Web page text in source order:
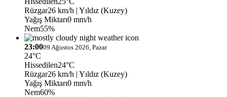
Rüzgar26 km/h | Yıldız (Kuzey)
Yağış Miktarı0 mm/h
Nem55%
23:0009 Ağustos 2026, Pazar
24°C
Hissedilen24°C
Rüzgar26 km/h | Yıldız (Kuzey)
Yağış Miktarı0 mm/h
Nem60%